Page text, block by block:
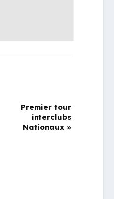
Premier tour
interclubs
Nationaux »